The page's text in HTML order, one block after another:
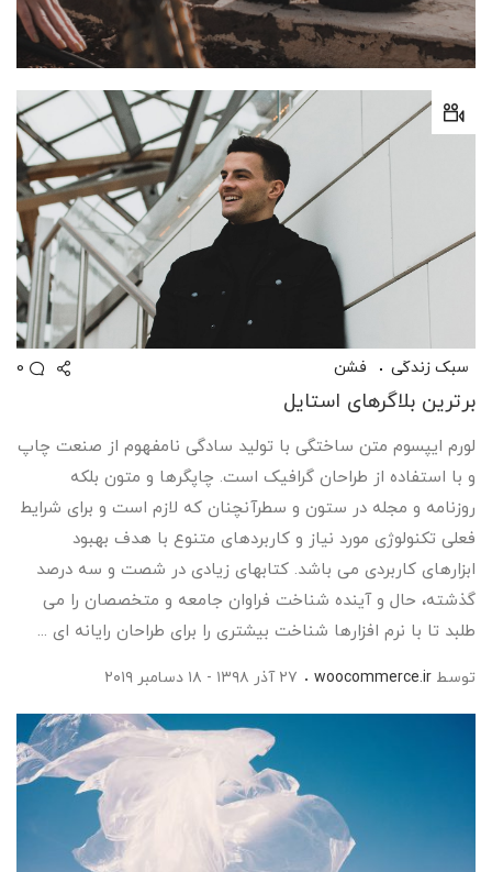
سبک زندگی فشن 0
برترین بلاگرهای استایل
لورم ایپسوم متن ساختگی با تولید سادگی نامفهوم از صنعت چاپ
و با استفاده از طراحان گرافیک است. چاپگرها و متون بلکه
روزنامه و مجله در ستون و سطرآنچنان که لازم است و برای شرایط
فعلی تکنولوژی مورد نیاز و کاربردهای متنوع با هدف بهبود
ابزارهای کاربردی می باشد. کتابهای زیادی در شصت و سه درصد
گذشته، حال و آینده شناخت فراوان جامعه و متخصصان را می
طلبد تا با نرم افزارها شناخت بیشتری را برای طراحان رایانه ای ...
توسط woocommerce.ir ۲۷ آذر ۱۳۹۸ - ۱۸ دسامبر ۲۰۱۹